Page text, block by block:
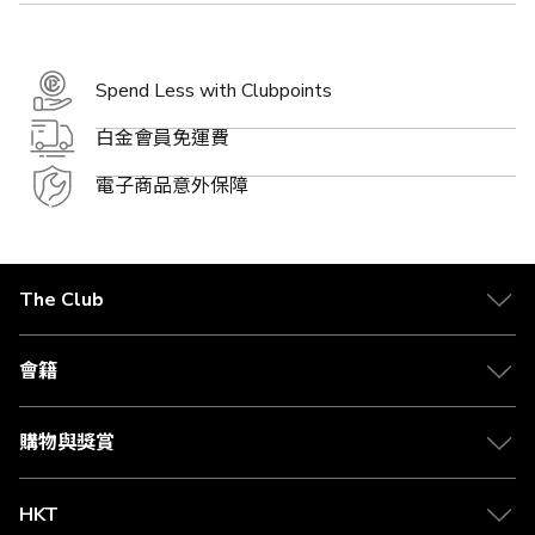
Spend Less with Clubpoints
白金會員免運費
電子商品意外保障
The Club
關於 The Club
合作夥伴
媒體中心
會籍
會籍及專屬禮遇
賺取積分
購物與獎賞
物流與配送
Club Shopping 商品領取站
HKT